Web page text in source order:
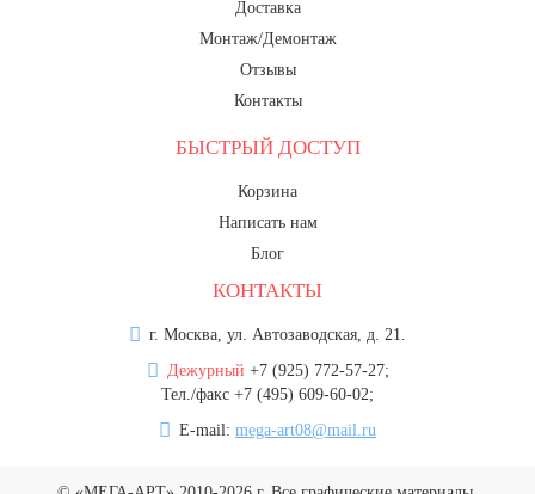
Доставка
Монтаж/Демонтаж
Отзывы
Контакты
БЫСТРЫЙ ДОСТУП
Корзина
Написать нам
Блог
КОНТАКТЫ
г. Москва, ул. Автозаводская, д. 21.
Дежурный +7 (925) 772-57-27;
Тел./факс +7 (495) 609-60-02;
E-mail: mega-art08@mail.ru